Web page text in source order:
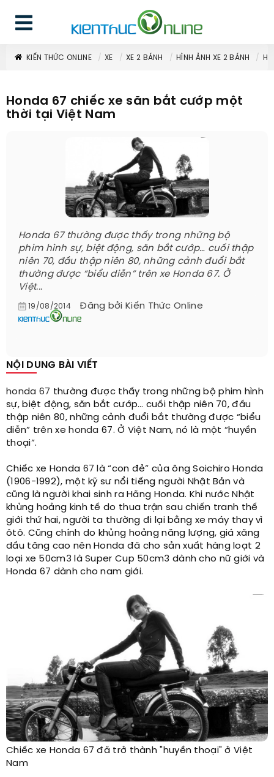
KIẾN THỨC ONLINE XE XE 2 BÁNH HÌNH ẢNH XE 2 BÁNH
Honda 67 chiếc xe săn bắt cướp một
thời tại Việt Nam
Honda 67 thường được thấy trong những bộ
phim hình sự, biệt động, săn bắt cướp… cuối thập
niên 70, đầu thập niên 80, những cảnh đuổi bắt
thường được “biểu diễn” trên xe Honda 67. Ở
Việt...
19/08/2014 Đăng bởi Kiến Thức Online
NỘI DUNG BÀI VIẾT
honda 67 thường được thấy trong những bộ phim hình
sự, biệt động, săn bắt cướp… cuối thập niên 70, đầu
thập niên 80, những cảnh đuổi bắt thường được “biểu
diễn” trên xehonda 67. Ở Việt Nam, nó là một “huyền
thoại”.
Chiếc xe Honda 67 là “con đẻ” của ông Soichiro Honda
(1906-1992), một kỹ sư nổi tiếng người Nhật Bản và
cũng là người khai sinh ra Hãng Honda. Khi nước Nhật
khủng hoảng kinh tế do thua trận sau chiến tranh thế
giới thứ hai, người ta thường đi lại bằng xe máy thay vì
ôtô. Cũng chính do khủng hoảng năng lượng, giá xăng
dầu tăng cao nên Honda đã cho sản xuất hàng loạt 2
loại xe 50cm3 là Super Cup 50cm3 dành cho nữ giới và
Honda 67 dành cho nam giới.
Chiếc xe Honda 67 đã trở thành "huyền thoại" ở Việt
Nam​